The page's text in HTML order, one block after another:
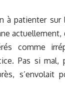
à patienter sur
comme
Pas si mal,
s’envolait